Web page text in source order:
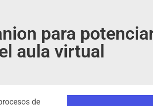
para
aula virtual
de